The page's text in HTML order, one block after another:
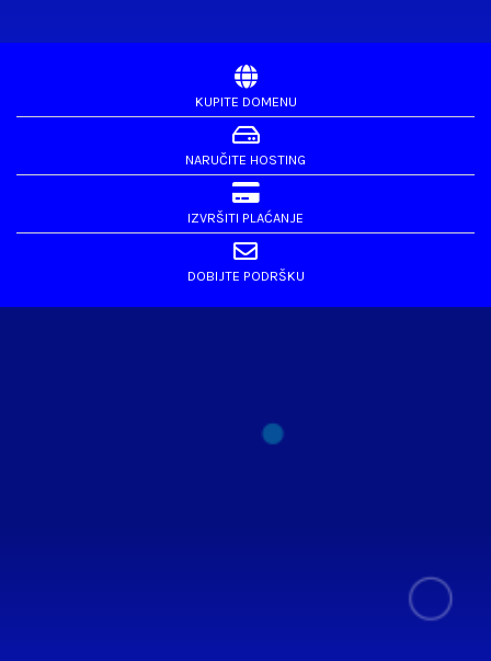
KUPITE DOMENU
NARUČITE HOSTING
IZVRŠITI PLAĆANJE
DOBIJTE PODRŠKU